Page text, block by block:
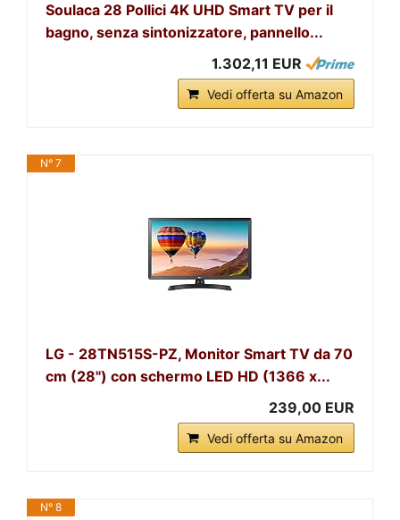
Soulaca 28 Pollici 4K UHD Smart TV per il
bagno, senza sintonizzatore, pannello...
1.302,11 EUR
Vedi offerta su Amazon
N° 7
LG - 28TN515S-PZ, Monitor Smart TV da 70
cm (28") con schermo LED HD (1366 x...
239,00 EUR
Vedi offerta su Amazon
N° 8